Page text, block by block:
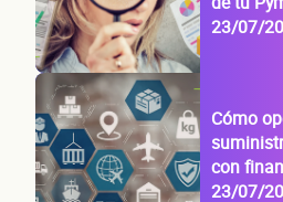
23/07/
Cómo
con
23/07/